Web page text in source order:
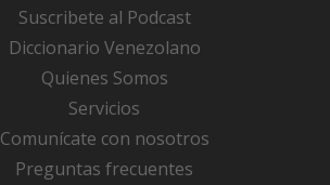
Suscribete al Podcast
Diccionario Venezolano
Quienes Somos
Servicios
Comunícate con nosotros
Preguntas frecuentes